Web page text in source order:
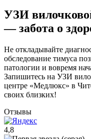
УЗИ
— забота о
Не откладывайте
обследование тимуса
патологии и вовремя
Запишитесь на УЗИ
центре «Медлюкс» в
своих близких!
Отзывы
4,8